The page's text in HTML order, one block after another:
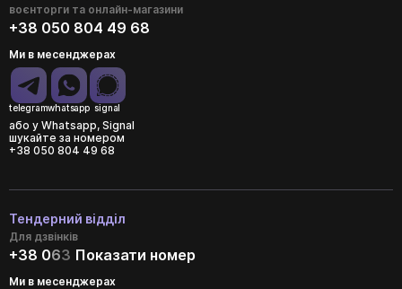
воєнторги та онлайн-магазини
+38 050 804 49 68
Ми в месенджерах
telegramwhatsapp signal
або у Whatsapp, Signal
шукайте за номером
+38 050 804 49 68
Тендерний відділ
Для дзвінків
+38 063 Показати номер
Ми в месенджерах